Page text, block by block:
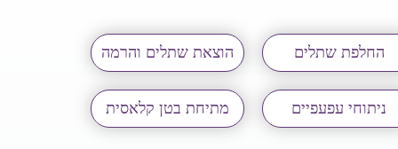
החלפת שתלים הוצאת שתלים והרמה
ניתוחי עפעפיים מתיחת בטן קלאסית